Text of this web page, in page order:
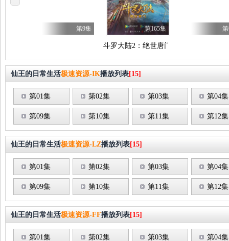
第9集
斗罗大陆2：绝世唐门
第165集
仙王的日常生活极速资源-IK播放列表[15]
第01集 第02集 第03集 第04集
第09集 第10集 第11集 第12集
仙王的日常生活极速资源-LZ播放列表[15]
第01集 第02集 第03集 第04集
第09集 第10集 第11集 第12集
仙王的日常生活极速资源-FF播放列表[15]
第01集 第02集 第03集 第04集